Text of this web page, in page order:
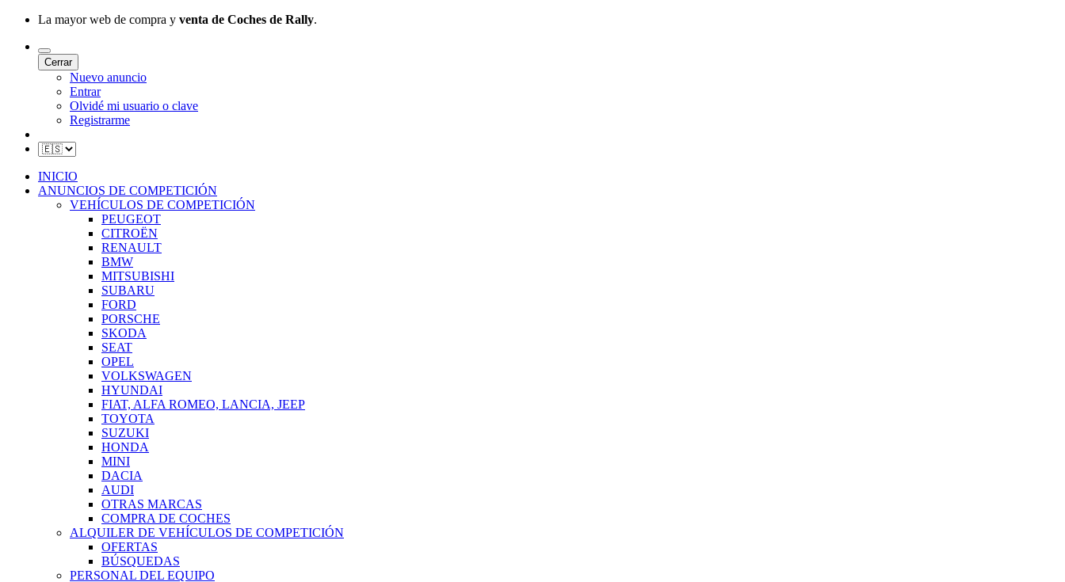
La mayor web de compra y venta de Coches de Rally.
Cerrar
Nuevo anuncio
Entrar
Olvidé mi usuario o clave
Registrarme
INICIO
ANUNCIOS DE COMPETICIÓN
VEHÍCULOS DE COMPETICIÓN
PEUGEOT
CITROËN
RENAULT
BMW
MITSUBISHI
SUBARU
FORD
PORSCHE
SKODA
SEAT
OPEL
VOLKSWAGEN
HYUNDAI
FIAT, ALFA ROMEO, LANCIA, JEEP
TOYOTA
SUZUKI
HONDA
MINI
DACIA
AUDI
OTRAS MARCAS
COMPRA DE COCHES
ALQUILER DE VEHÍCULOS DE COMPETICIÓN
OFERTAS
BÚSQUEDAS
PERSONAL DEL EQUIPO